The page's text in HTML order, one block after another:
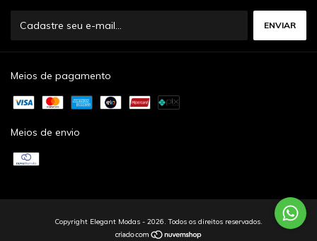
Meios de pagamento
Meios de envio
Copyright Elegant Modas - 2026. Todos os direitos reservados.